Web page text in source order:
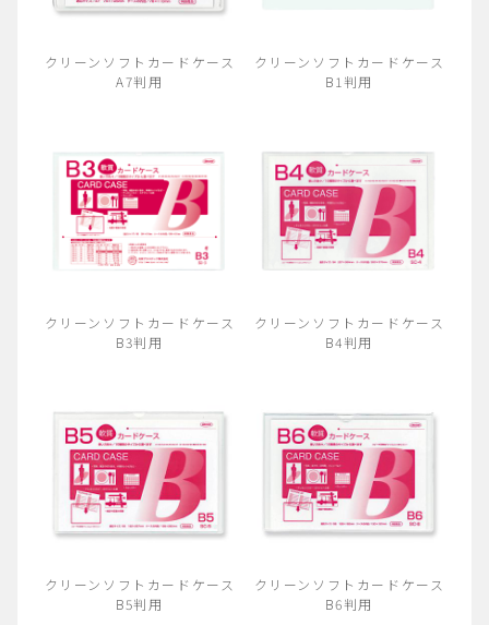
クリーンソフトカードケース
A7判用
クリーンソフトカードケース
B1判用
クリーンソフトカードケース
B3判用
クリーンソフトカードケース
B4判用
クリーンソフトカードケース
B5判用
クリーンソフトカードケース
B6判用